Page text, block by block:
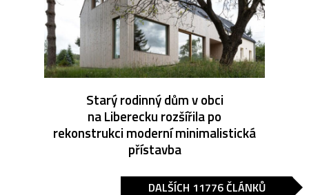
Starý rodinný dům v obci
na Liberecku rozšířila po
rekonstrukci moderní minimalistická
přístavba
DALŠÍCH 11776 ČLÁNKŮ